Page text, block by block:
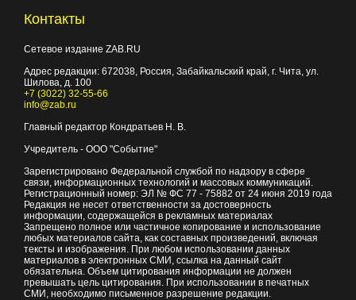
Контакты
Сетевое издание ZAB.RU
Адрес редакции: 672038, Россия, Забайкальский край, г. Чита, ул.
Шилова, д. 100
+7 (3022) 32-55-66
info@zab.ru
Главный редактор Кондратьев Н. В.
Учредитель - ООО "Событие"
Зарегистрировано Федеральной службой по надзору в сфере
связи, информационных технологий и массовых коммуникаций.
Регистрационный номер: ЭЛ № ФС 77 - 75882 от 24 июня 2019 года
Редакция не несет ответственности за достоверность
информации, содержащейся в рекламных материалах
Запрещено полное или частичное копирование и использование
любых материалов сайта, как составных произведений, включая
тексты и изображения. При любом использовании данных
материалов в электронных СМИ, ссылка на данный сайт
обязательна. Объем цитирования информации не должен
превышать цель цитирования. При использовании в печатных
СМИ, необходимо письменное разрешение редакции.